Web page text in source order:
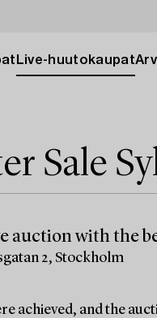
Live-huutokaupat
Sale
auction with the
2, Stockholm
achieved, and the